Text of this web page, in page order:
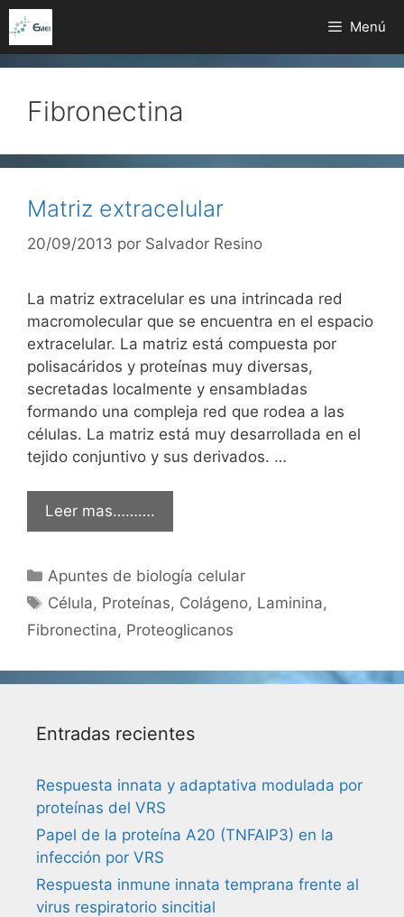
Saltar
al
contenido
Menú
Fibronectina
Matriz extracelular
20/09/2013 por Salvador Resino
La matriz extracelular es una intrincada red
macromolecular que se encuentra en el espacio
extracelular. La matriz está compuesta por
polisacáridos y proteínas muy diversas,
secretadas localmente y ensambladas
formando una compleja red que rodea a las
células. La matriz está muy desarrollada en el
tejido conjuntivo y sus derivados. …
Leer mas……….
Categorías
Apuntes de biología celular
Etiquetas
Célula, Proteínas, Colágeno, Laminina,
Fibronectina, Proteoglicanos
Entradas recientes
Respuesta innata y adaptativa modulada por
proteínas del VRS
Papel de la proteína A20 (TNFAIP3) en la
infección por VRS
Respuesta inmune innata temprana frente al
virus respiratorio sincitial